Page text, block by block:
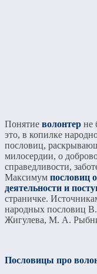
Понятие волонтер не
это, в копилке
пословиц,
милосердии, о
справедливости,
Максимум пословиц
деятельности и
страничке.
народных пословиц
Жигулева, М. А.
Пословицы про